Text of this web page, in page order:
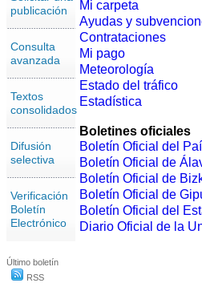
publicación
Consulta
avanzada
Textos
consolidados
Difusión
selectiva
Verificación
Boletín
Electrónico
Último boletín
RSS
Mi carpeta
Ayudas y
Contrataciones
Mi pago
Meteorología
Estado del tráfico
Estadística
Boletines oficiales
Boletín Oficial del
Boletín Oficial de
Boletín Oficial de
Boletín Oficial de
Boletín Oficial del
Diario Oficial de la